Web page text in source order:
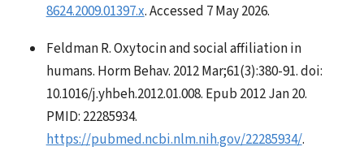
8624.2009.01397.x. Accessed 7 May 2026.
Feldman R. Oxytocin and social affiliation in
humans. Horm Behav. 2012 Mar;61(3):380-91. doi:
10.1016/j.yhbeh.2012.01.008. Epub 2012 Jan 20.
PMID: 22285934.
https://pubmed.ncbi.nlm.nih.gov/22285934/.